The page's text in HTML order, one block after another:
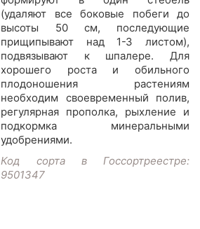
(удаляют все боковые побеги до
высоты 50 см, последующие
прищипывают над 1-З листом),
подвязывают к шпалере. Для
хорошего роста и обильного
плодоношения растениям
необходим своевременный полив,
регулярная прополка, рыхление и
подкормка минеральными
удобрениями.
Код сорта в Госсортреестре:
9501347